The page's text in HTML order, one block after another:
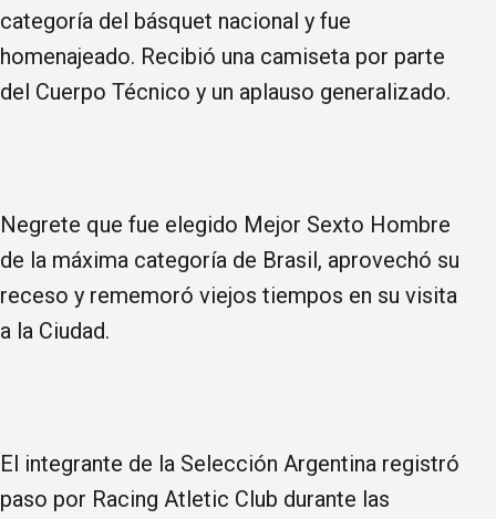
categoría del básquet nacional y fue
homenajeado. Recibió una camiseta por parte
del Cuerpo Técnico y un aplauso generalizado.
Negrete que fue elegido Mejor Sexto Hombre
de la máxima categoría de Brasil, aprovechó su
receso y rememoró viejos tiempos en su visita
a la Ciudad.
El integrante de la Selección Argentina registró
paso por Racing Atletic Club durante las